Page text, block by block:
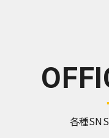
各種